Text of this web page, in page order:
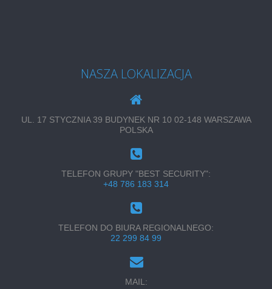
NASZA LOKALIZACJA
UL. 17 STYCZNIA 39 BUDYNEK NR 10 02-148 WARSZAWA
POLSKA
TELEFON GRUPY "BEST SECURITY":
+48 786 183 314
TELEFON DO BIURA REGIONALNEGO:
22 299 84 99
MAIL: